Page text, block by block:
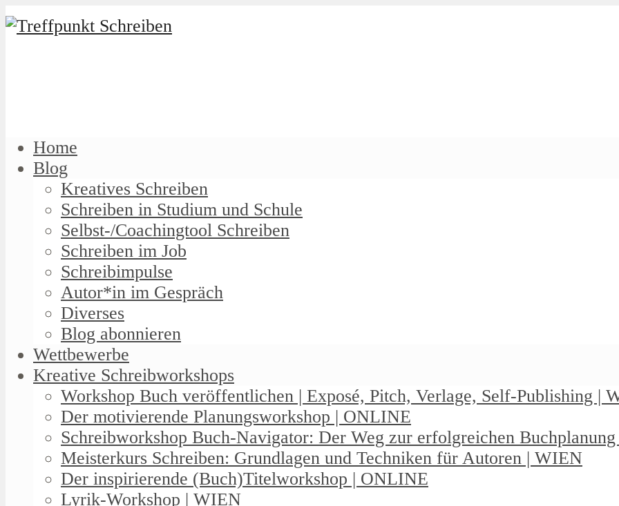
Home
Blog
Kreatives Schreiben
Schreiben in Studium und Schule
Selbst-/Coachingtool Schreiben
Schreiben im Job
Schreibimpulse
Autor*in im Gespräch
Diverses
Blog abonnieren
Wettbewerbe
Kreative Schreibworkshops
Workshop Buch veröffentlichen | Exposé, Pitch, Verlage, Self-Publishing |
Der motivierende Planungsworkshop | ONLINE
Schreibworkshop Buch-Navigator: Der Weg zur erfolgreichen
Meisterkurs Schreiben: Grundlagen und Techniken für Autoren | WIEN
Der inspirierende (Buch)Titelworkshop | ONLINE
Lyrik-Workshop | WIEN